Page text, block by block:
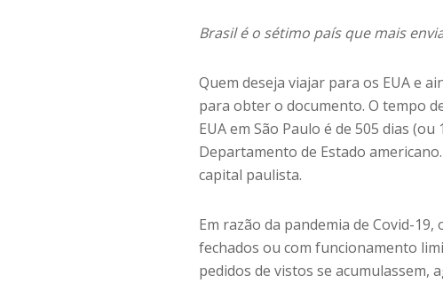
Brasil é o sétimo país que mais
Quem deseja viajar para os EUA e
para obter o documento. O tempo
EUA em São Paulo é de 505 dias
Departamento de Estado
capital paulista.
Em razão da pandemia de Covid-
fechados ou com funcionamento
pedidos de vistos se acumulassem,